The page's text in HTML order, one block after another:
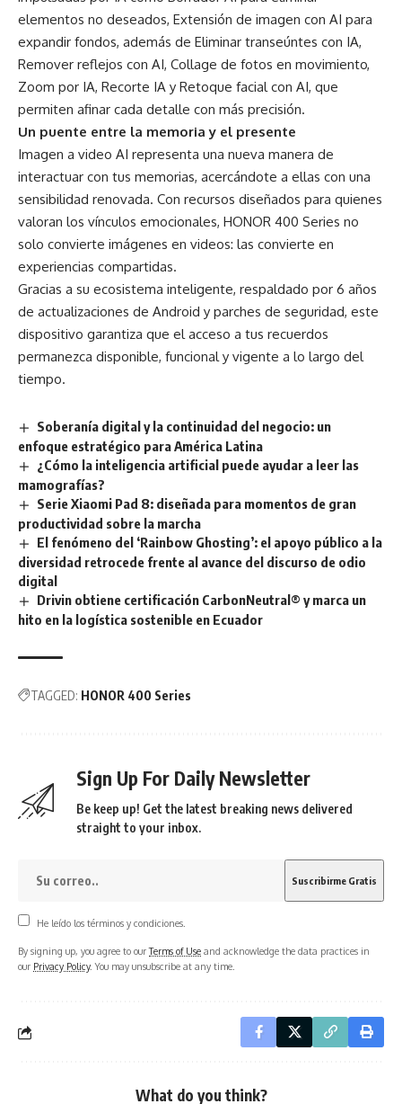
elementos no deseados, Extensión de imagen con AI para
expandir fondos, además de Eliminar transeúntes con IA,
Remover reflejos con AI, Collage de fotos en movimiento,
Zoom por IA, Recorte IA y Retoque facial con AI, que
permiten afinar cada detalle con más precisión.
Un puente entre la memoria y el presente
Imagen a video AI representa una nueva manera de
interactuar con tus memorias, acercándote a ellas con una
sensibilidad renovada. Con recursos diseñados para quienes
valoran los vínculos emocionales, HONOR 400 Series no
solo convierte imágenes en videos: las convierte en
experiencias compartidas.
Gracias a su ecosistema inteligente, respaldado por 6 años
de actualizaciones de Android y parches de seguridad, este
dispositivo garantiza que el acceso a tus recuerdos
permanezca disponible, funcional y vigente a lo largo del
tiempo.
Soberanía digital y la continuidad del negocio: un
enfoque estratégico para América Latina
¿Cómo la inteligencia artificial puede ayudar a leer las
mamografías?
Serie Xiaomi Pad 8: diseñada para momentos de gran
productividad sobre la marcha
El fenómeno del ‘Rainbow Ghosting’: el apoyo público a la
diversidad retrocede frente al avance del discurso de odio
digital
Drivin obtiene certificación CarbonNeutral® y marca un
hito en la logística sostenible en Ecuador
TAGGED: HONOR 400 Series
Sign Up For Daily Newsletter
Be keep up! Get the latest breaking news delivered
straight to your inbox.
He leído los términos y condiciones.
By signing up, you agree to ourTerms of Use and acknowledge the data practices in
our Privacy Policy. You may unsubscribe at any time.
What do you think?